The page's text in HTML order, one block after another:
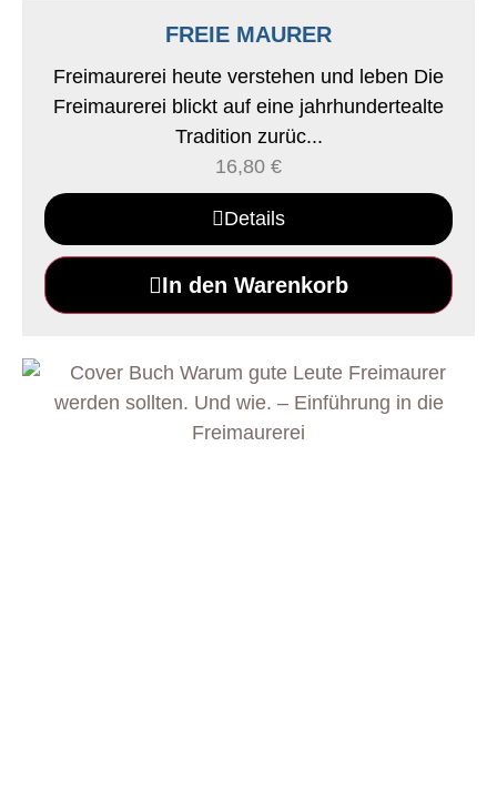
FREIE MAURER
Freimaurerei heute verstehen und leben Die
Freimaurerei blickt auf eine jahrhundertealte
Tradition zurüc...
16,80 €
Details
In den Warenkorb